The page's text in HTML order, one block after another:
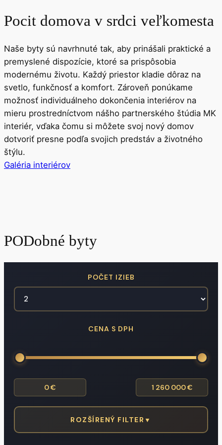
Pocit domova v srdci veľkomesta
Naše byty sú navrhnuté tak, aby prinášali praktické a
premyslené dispozície, ktoré sa prispôsobia
modernému životu. Každý priestor kladie dôraz na
svetlo, funkčnosť a komfort. Zároveň ponúkame
možnosť individuálneho dokončenia interiérov na
mieru prostredníctvom nášho partnerského štúdia MK
interiér, vďaka čomu si môžete svoj nový domov
dotvoriť presne podľa svojich predstáv a životného
štýlu.
Galéria interiérov
PODobné byty
POČET IZIEB
CENA S DPH
ROZŠÍRENÝ FILTER